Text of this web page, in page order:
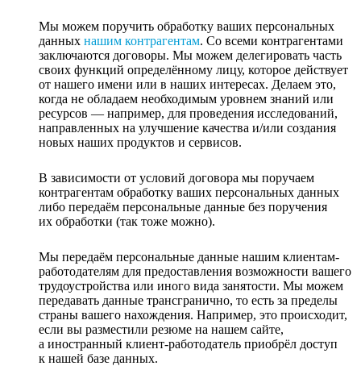
Мы можем поручить обработку ваших персональных
данных нашим контрагентам. Со всеми контрагентами
заключаются договоры. Мы можем делегировать часть
своих функций определённому лицу, которое действует
от нашего имени или в наших интересах. Делаем это,
когда не обладаем необходимым уровнем знаний или
ресурсов — например, для проведения исследований,
направленных на улучшение качества и/или создания
новых наших продуктов и сервисов.
В зависимости от условий договора мы поручаем
контрагентам обработку ваших персональных данных
либо передаём персональные данные без поручения
их обработки (так тоже можно).
Мы передаём персональные данные нашим клиентам-
работодателям для предоставления возможности вашего
трудоустройства или иного вида занятости. Мы можем
передавать данные трансгранично, то есть за пределы
страны вашего нахождения. Например, это происходит,
если вы разместили резюме на нашем сайте,
а иностранный клиент-работодатель приобрёл доступ
к нашей базе данных.